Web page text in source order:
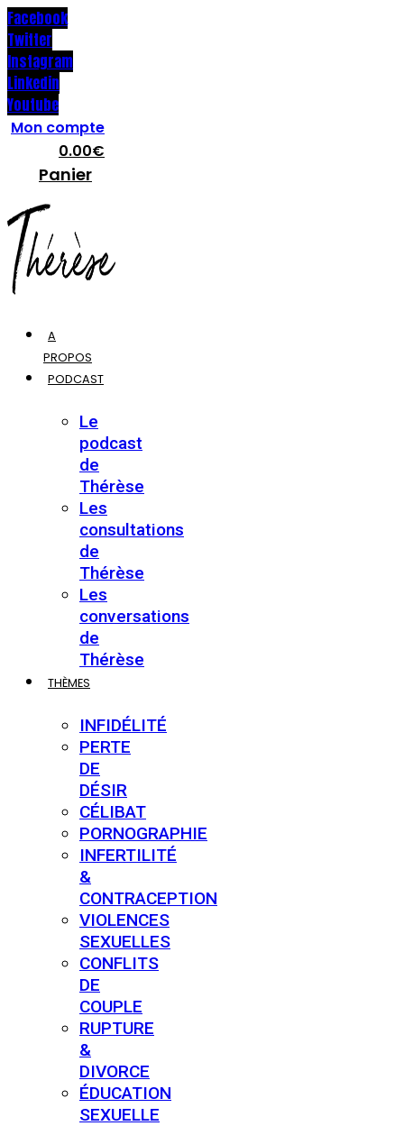
Facebook
Twitter
Instagram
Linkedin
Youtube
Mon compte
0.00€
Panier
A
PROPOS
PODCAST
Le
podcast
de
Thérèse
Les
consultations
de
Thérèse
Les
conversations
de
Thérèse
THÈMES
INFIDÉLITÉ
PERTE
DE
DÉSIR
CÉLIBAT
PORNOGRAPHIE
INFERTILITÉ
&
CONTRACEPTION
VIOLENCES
SEXUELLES
CONFLITS
DE
COUPLE
RUPTURE
&
DIVORCE
ÉDUCATION
SEXUELLE